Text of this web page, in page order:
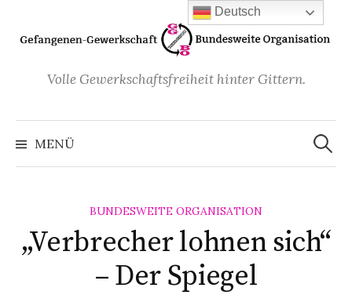
Inhalt
überspringen
Volle Gewerkschaftsfreiheit hinter Gittern.
MENÜ
Suchen
nach:
BUNDESWEITE ORGANISATION
„Verbrecher lohnen sich“
– Der Spiegel
Deutsch